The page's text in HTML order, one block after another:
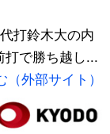
打鈴木大の内
で勝ち越し...
外部サイト）